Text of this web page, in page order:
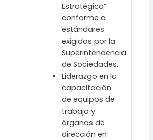
Estratégica”
conforme a
estándares
exigidos por la
Superintendencia
de Sociedades.
Liderazgo en la
capacitación
de equipos de
trabajo y
órganos de
dirección en